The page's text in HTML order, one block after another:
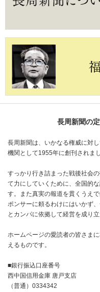
長周新聞の
長周新聞は、いかなる権威に対
機関として1955年に創刊されまし
すっかり行き詰まった戦後社会
て力にしていくために、全国的
す。また真実の報道を貫くうえ
ポンサーに頼るわけにはいかず
とカンパに依拠して経営を成り
ホームページの愛読者の皆さま
えるものです。
■銀行振込口座番号
西中国信用金庫 唐戸支店
（普通）0334342